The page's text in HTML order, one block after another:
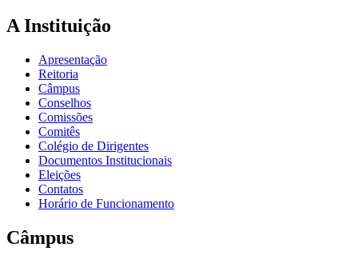
A Instituição
Apresentação
Reitoria
Câmpus
Conselhos
Comissões
Comitês
Colégio de Dirigentes
Documentos Institucionais
Eleições
Contatos
Horário de Funcionamento
Câmpus